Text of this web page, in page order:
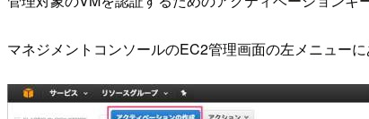
マネジメントコンソールのEC2管理画面の左メニューに